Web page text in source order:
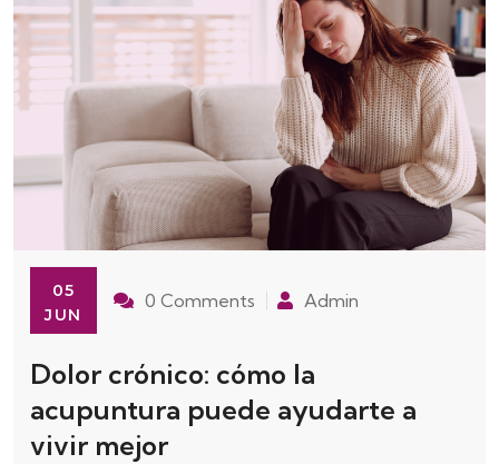
05
JUN
0 Comments Admin
Dolor crónico: cómo la
acupuntura puede ayudarte a
vivir mejor